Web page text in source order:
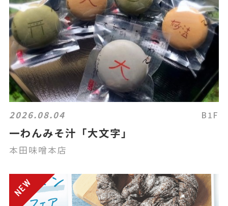
2026.08.04 B1F
一わんみそ汁「大文字」
本田味噌本店